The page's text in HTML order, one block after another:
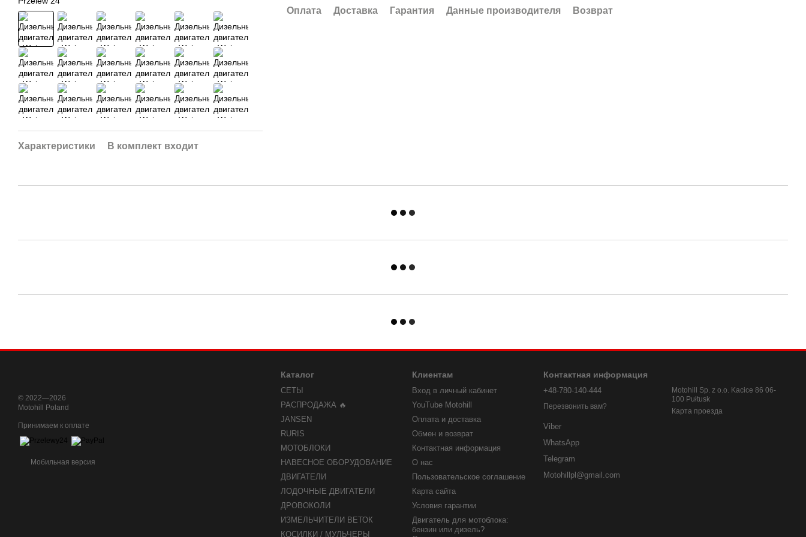
Характеристики В комплект входит
Оплата
Доставка Гарантия Данные производителя Возврат
© 2022—2026
Motohill Poland
Принимаем к оплате
Мобильная версия
Каталог
СЕТЫ
РАСПРОДАЖА 🔥
JANSEN
RURIS
МОТОБЛОКИ
НАВЕСНОЕ ОБОРУДОВАНИЕ
ДВИГАТЕЛИ
ЛОДОЧНЫЕ ДВИГАТЕЛИ
ДРОВОКОЛИ
ИЗМЕЛЬЧИТЕЛИ ВЕТОК
КОСИЛКИ / МУЛЬЧЕРЫ
Клиентам
Вход в личный кабинет
YouTube Motohill
Оплата и доставка
Обмен и возврат
Контактная информация
О нас
Пользовательское соглашение
Карта сайта
Условия гарантии
Двигатель для мотоблока:
бензин или дизель?
Контактная информация
+48-780-140-444
Перезвонить вам?
Viber
WhatsApp
Telegram
Motohillpl@gmail.com
Motohill Sp. z o.o. Kacice 86 06-
100 Pułtusk
Карта проезда